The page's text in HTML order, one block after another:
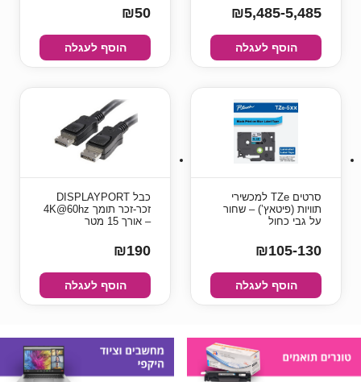
₪5,485-5,485
הוסף לעגלה
₪50
הוסף לעגלה
סרטים TZe למכשירי
תוויות (פיטאץ’) – שחור
על גבי כחול
₪105-130
הוסף לעגלה
כבל DISPLAYPORT
זכר-זכר תומך 4K@60hz
– אורך 15 מטר
₪190
הוסף לעגלה